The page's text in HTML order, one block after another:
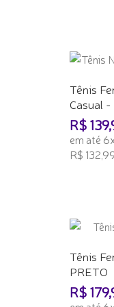
Tênis
Casual -
R$
em até
R$
Tênis
PRETO
R$